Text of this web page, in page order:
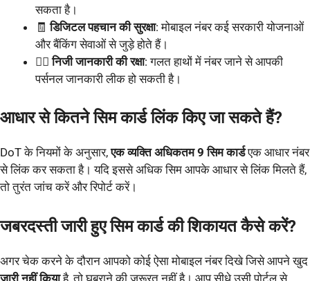
सकता है।
🧾डिजिटल पहचान की सुरक्षा: मोबाइल नंबर कई सरकारी योजनाओं
और बैंकिंग सेवाओं से जुड़े होते हैं।
🧍‍♂️निजी जानकारी की रक्षा: गलत हाथों में नंबर जाने से आपकी
पर्सनल जानकारी लीक हो सकती है।
आधार से कितने सिम कार्ड लिंक किए जा सकते हैं?
DoT के नियमों के अनुसार,एक व्यक्ति अधिकतम 9 सिम कार्डएक आधार नंबर
से लिंक कर सकता है। यदि इससे अधिक सिम आपके आधार से लिंक मिलते हैं,
तो तुरंत जांच करें और रिपोर्ट करें।
जबरदस्ती जारी हुए सिम कार्ड की शिकायत कैसे करें?
अगर चेक करने के दौरान आपको कोई ऐसा मोबाइल नंबर दिखे जिसे आपने खुद
जारी नहीं कियाहै, तो घबराने की जरूरत नहीं है। आप सीधे उसी पोर्टल से